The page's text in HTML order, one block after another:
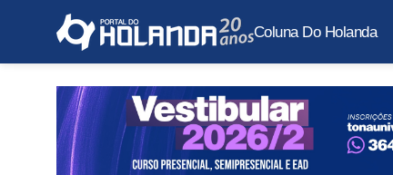
Coluna Do Holanda